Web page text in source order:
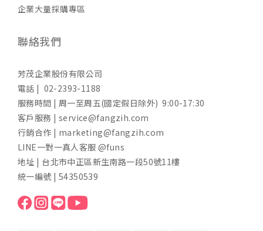
企業大量採購專區
聯絡我們
芳茂企業股份有限公司
電話 | 02-2393-1188
服務時間 | 周一至周五(國定假日除外) 9:00-17:30
客戶服務 | service@fangzih.com
行銷合作 | marketing@fangzih.com
LINE一對一真人客服 @funs
地址 | 台北市中正區新生南路一段50號11樓
統一編號 | 54350539